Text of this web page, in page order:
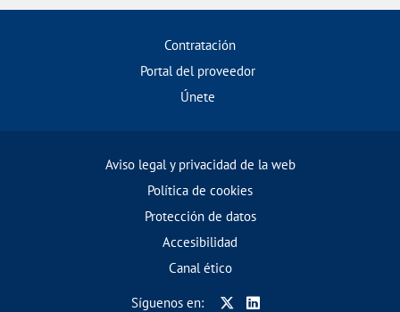
Contratación
Portal del proveedor
Únete
Aviso legal y privacidad de la web
Política de cookies
Protección de datos
Accesibilidad
Canal ético
Síguenos en: